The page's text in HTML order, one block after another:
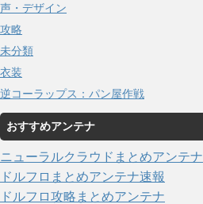
声・デザイン
攻略
未分類
衣装
逆コーラップス：パン屋作戦
おすすめアンテナ
ニューラルクラウドまとめアンテナ
ドルフロまとめアンテナ速報
ドルフロ攻略まとめアンテナ